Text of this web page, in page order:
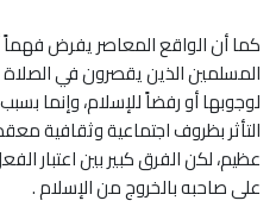
كما أن الواقع المعاصر يفرض
المسلمين الذين يقصرون في الصلاة
لوجوبها أو رفضاً للإسلام، وإنما
التأثر بظروف اجتماعية وثقافية
عظيم، لكن الفرق كبير بين اعتبار
على صاحبه بالخروج من الإسلام .